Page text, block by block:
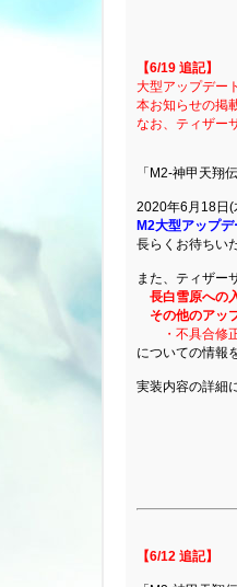
【6/19 追記】
大型アップデー
本お知らせの掲
なお、ティザー
「M2-神甲天翔
2020年6月18日(
M2大型アップデ
長らくお待ちい
また、ティザー
長白雪原への
その他のアッ
・不具合修正
についての情報
実装内容の詳細
【6/12 追記】